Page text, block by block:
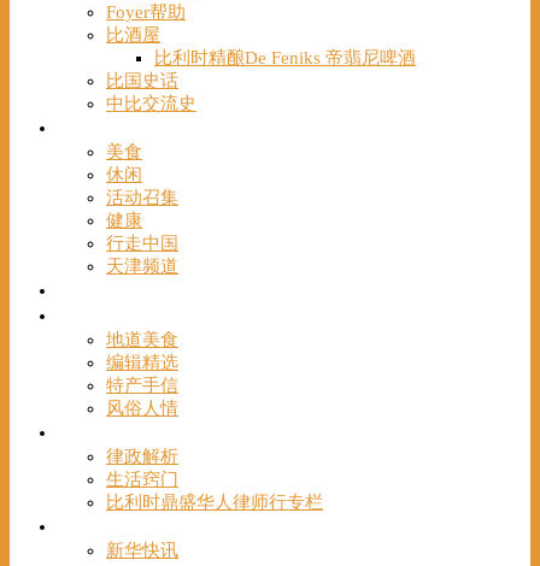
Foyer帮助
比酒屋
比利时精酿De Feniks 帝翡尼啤酒
比国史话
中比交流史
美食
休闲
活动召集
健康
行走中国
天津频道
地道美食
编辑精选
特产手信
风俗人情
律政解析
生活窍门
比利时鼎盛华人律师行专栏
新华快讯